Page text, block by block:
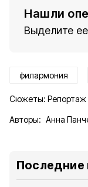
Нашли
Выделите
филармония
Сюжеты: Репортаж
Авторы: Анна
Последние